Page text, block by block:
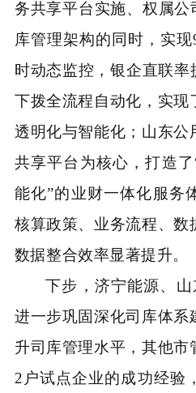
务共享平台实施、权属公
库管理架构的同时，实
时动态监控，银企直联率
下拨全流程自动化，实现
透明化与智能化；山东公
共享平台为核心，打造
能化”的业财一体化服务
核算政策、业务流程、数
数据整合效率显著提升。
下步，济宁能源、
进一步巩固深化司库体系
升司库管理水平，其他市
2户试点企业的成功经验